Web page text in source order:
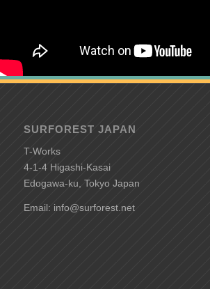
SURFOREST JAPAN
T-Works
4-1-4 Higashi-Kasai
Edogawa-ku, Tokyo Japan
Email: info@surforest.net